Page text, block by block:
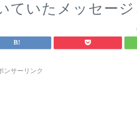
ていたメッセージ
ンサーリンク